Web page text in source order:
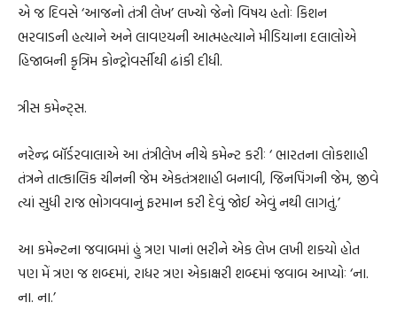
એ જ દિવસે ‘આજનો તંત્રી લેખ’ લખ્યો જેનો વિષય હતોઃ કિશન
ભરવાડની હત્યાને અને લાવણ્યની આત્મહત્યાને મીડિયાના દલાલોએ
હિજાબની કૃત્રિમ કોન્ટ્રોવર્સીથી ઢાંકી દીધી.
ત્રીસ કમેન્ટ્સ.
નરેન્દ્ર બૉર્ડરવાલાએ આ તંત્રીલેખ નીચે કમેન્ટ કરીઃ ‘ ભારતના લોકશાહી
તંત્રને તાત્કાલિક ચીનની જેમ એકતંત્રશાહી બનાવી, જિનપિંગની જેમ, જીવે
ત્યાં સુધી રાજ ભોગવવાનું ફરમાન કરી દેવું જોઈ એવું નથી લાગતું.’
આ કમેન્ટના જવાબમાં હું ત્રણ પાનાં ભરીને એક લેખ લખી શક્યો હોત
પણ મેં ત્રણ જ શબ્દમાં, રાધર ત્રણ એકાક્ષરી શબ્દમાં જવાબ આપ્યોઃ ‘ના.
ના. ના.’